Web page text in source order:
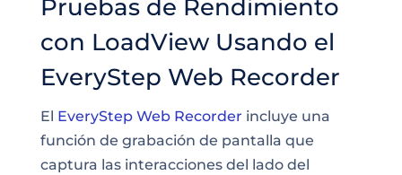
Pruebas de Rendimiento
con LoadView Usando el
EveryStep Web Recorder
El EveryStep Web Recorder incluye una
función de grabación de pantalla que
captura las interacciones del lado del